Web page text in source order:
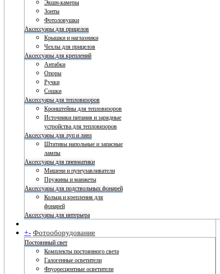
Экшн-камеры
Зонты
Фотоловушки
Аксессуары для прицелов
Крышки и наглазники
Чехлы для прицелов
Аксессуары для креплений
Антабки
Опоры
Ручки
Сошки
Аксессуары для тепловизоров
Кронштейны для тепловизоров
Источники питания и зарядные
устройства для тепловизоров
Аксессуары для луп и линз
Штативы напольные и запасные
лампы
Аксессуары для пневматики
Мишени и пулеулавливатели
Пружины и манжеты
Аксессуары для подствольных фонарей
Кольца и крепления для
фонарей
Аксессуары для интерьера
+- Фотооборудование
Постоянный свет
Комплекты постоянного света
Галогенные осветители
Флуоресцентные осветители